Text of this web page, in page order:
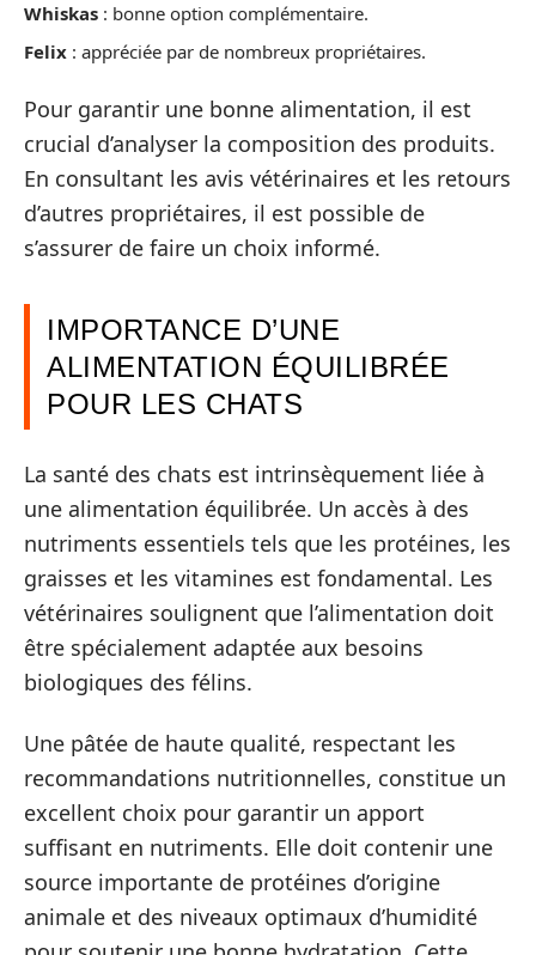
Whiskas : bonne option complémentaire.
Felix : appréciée par de nombreux propriétaires.
Pour garantir une bonne alimentation, il est
crucial d’analyser la composition des produits.
En consultant les avis vétérinaires et les retours
d’autres propriétaires, il est possible de
s’assurer de faire un choix informé.
IMPORTANCE D’UNE
ALIMENTATION ÉQUILIBRÉE
POUR LES CHATS
La santé des chats est intrinsèquement liée à
une alimentation équilibrée. Un accès à des
nutriments essentiels tels que les protéines, les
graisses et les vitamines est fondamental. Les
vétérinaires soulignent que l’alimentation doit
être spécialement adaptée aux besoins
biologiques des félins.
Une pâtée de haute qualité, respectant les
recommandations nutritionnelles, constitue un
excellent choix pour garantir un apport
suffisant en nutriments. Elle doit contenir une
source importante de protéines d’origine
animale et des niveaux optimaux d’humidité